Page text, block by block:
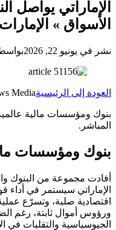
الإماراتي يواصل
الأسواق » الإمارات 24
نشر في يونيو 22, 2026
العودة إلى الرئيسيةMedia
بنوك ومؤسسات مالية
المباشر.
بنوك ومؤسسات
أفادت مجموعة من البنوك
اقتصادية صلبة، وتسرّع
ورؤوس أموال ثابتة، رغم
الجيوسياسية والتقلبات في